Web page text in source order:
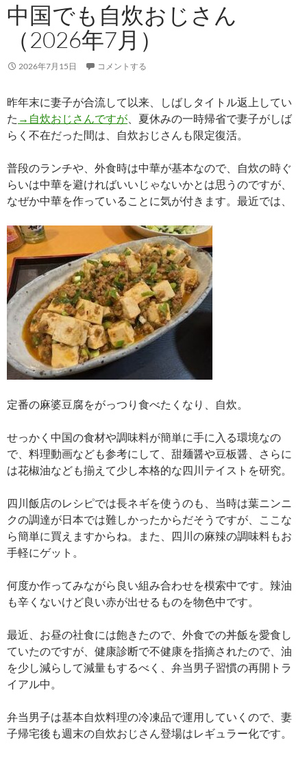
中国でも自炊おじさん
（2026年7月）
2026年7月15日 コメントする
昨年末に妻子が合流して以来、しばしタイトル返上してい
た →自炊おじさんですが 、夏休みの一時帰省で妻子がしば
らく不在だった間は、自炊おじさんも限定復活。
普段のランチや、外食時は中華が基本なので、自炊の時ぐ
らいは中華を避ければいいじゃないかとは思うのですが、
なぜか中華を作っていることに気が付きます。最近では、
定番の麻婆豆腐をがっつり食べたくなり、自炊。
せっかく中国の食材や調味料が簡単に手に入る環境なの
で、料理動画なども参考にして、甜麺醤や豆板醤、さらに
は花椒油なども揃えて少し本格的な四川テイストを研究。
四川飯店のレシピでは長ネギを使うのも、当時は葉ニンニ
クの調達が日本では難しかったからだそうですが、ここな
ら簡単に買えますからね。また、四川の麻辣の調味料もお
手軽にゲット。
何度か作ってみながら良い組み合わせを模索中です。辣油
も辛くないけど良い赤が出せるものを物色中です。
最近、お昼の社食には飽きたので、外食での丼飯を愛食し
ていたのですが、健康診断で不健康を指摘されたので、油
を少し減らして減量もするべく、弁当男子習慣の再開トラ
イアル中。
弁当男子は基本自炊料理の冷凍品で運用していくので、妻
子帰宅後も週末の自炊おじさん登場はレギュラー化です。